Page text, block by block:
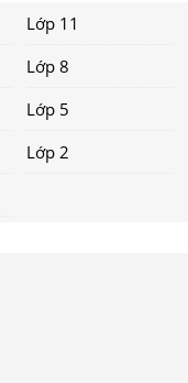
Lớp 11
Lớp 8
Lớp 5
Lớp 2